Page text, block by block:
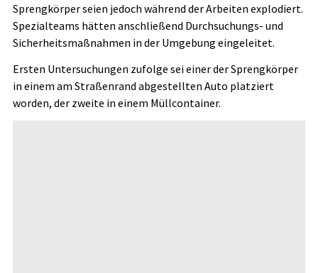
Sprengkörper seien jedoch während der Arbeiten explodiert.
Spezialteams hätten anschließend Durchsuchungs- und
Sicherheitsmaßnahmen in der Umgebung eingeleitet.
Ersten Untersuchungen zufolge sei einer der Sprengkörper
in einem am Straßenrand abgestellten Auto platziert
worden, der zweite in einem Müllcontainer.